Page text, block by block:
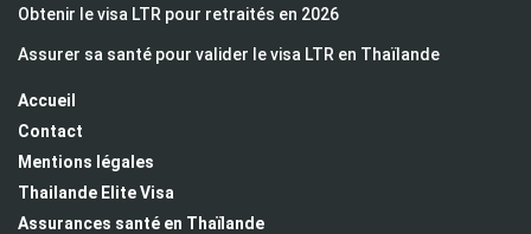
Obtenir le visa LTR pour retraités en 2026
Assurer sa santé pour valider le visa LTR en Thaïlande
Accueil
Contact
Mentions légales
Thailande Elite Visa
Assurances santé en Thaïlande